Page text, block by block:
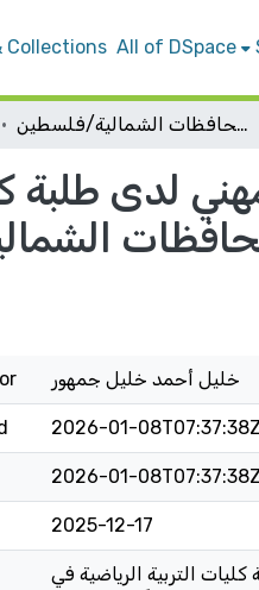
Collections All of DSpace
السمات الشخصية وعلاقتها بقلق المستقبل المهني لدى طلبة كليات التربية الرياضية في المحافظات الشمالية/فلسطين
لدى طلبة
خليل أحمد خليل جمهور
2026-01-08T07:37:38Z
2026-01-08T07:37:38Z
2025-12-17
التربية الرياضية في